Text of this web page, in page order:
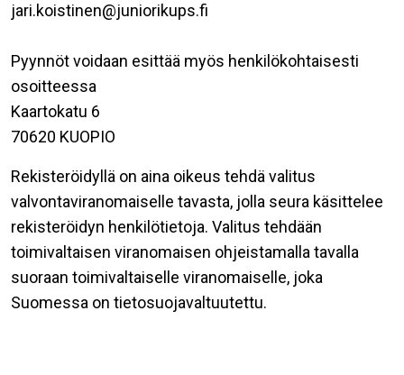
jari.koistinen@juniorikups.fi
Pyynnöt voidaan esittää myös henkilökohtaisesti
osoitteessa
Kaartokatu 6
70620 KUOPIO
Rekisteröidyllä on aina oikeus tehdä valitus
valvontaviranomaiselle tavasta, jolla seura käsittelee
rekisteröidyn henkilötietoja. Valitus tehdään
toimivaltaisen viranomaisen ohjeistamalla tavalla
suoraan toimivaltaiselle viranomaiselle, joka
Suomessa on tietosuojavaltuutettu.